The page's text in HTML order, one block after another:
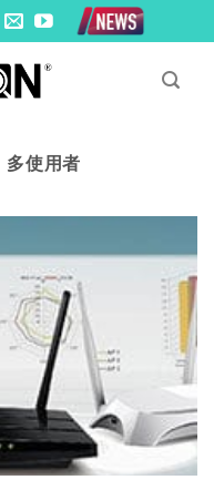
多使用者